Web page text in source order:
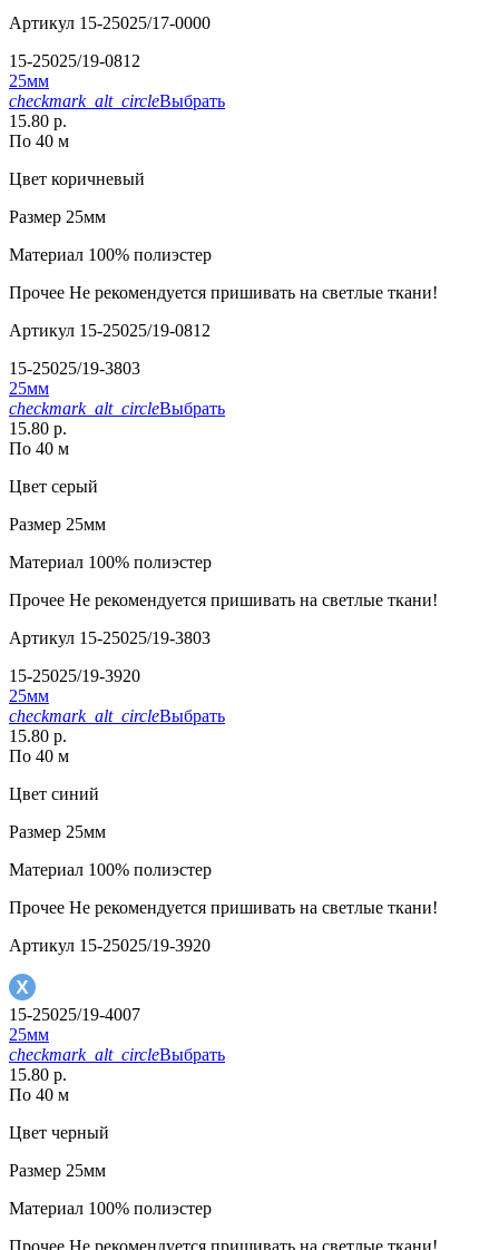
Артикул 15-25025/17-0000
15-25025/19-0812
25мм
checkmark_alt_circleВыбрать
15.80 р.
По 40 м
Цвет коричневый
Размер 25мм
Материал 100% полиэстер
Прочее Не рекомендуется пришивать на светлые ткани!
Артикул 15-25025/19-0812
15-25025/19-3803
25мм
checkmark_alt_circleВыбрать
15.80 р.
По 40 м
Цвет серый
Размер 25мм
Материал 100% полиэстер
Прочее Не рекомендуется пришивать на светлые ткани!
Артикул 15-25025/19-3803
15-25025/19-3920
25мм
checkmark_alt_circleВыбрать
15.80 р.
По 40 м
Цвет синий
Размер 25мм
Материал 100% полиэстер
Прочее Не рекомендуется пришивать на светлые ткани!
Артикул 15-25025/19-3920
15-25025/19-4007
25мм
checkmark_alt_circleВыбрать
15.80 р.
По 40 м
Цвет черный
Размер 25мм
Материал 100% полиэстер
Прочее Не рекомендуется пришивать на светлые ткани!